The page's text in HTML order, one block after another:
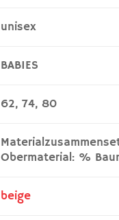
unisex
BABIES
62, 74, 80
Obermaterial: %
beige